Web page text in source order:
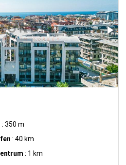
: 350 m
: 40 km
: 1 km